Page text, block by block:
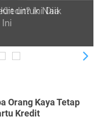
untuk Naik
Orang Kaya Tetap
Kredit